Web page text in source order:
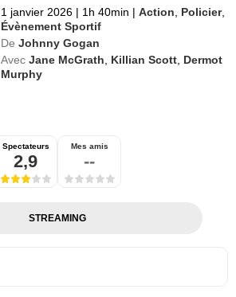
1 janvier 2026 | 1h 40min | Action Policier,
Évènement Sportif
De Johnny Gogan
Avec Jane McGrath Killian Scott Dermot
Murphy
Spectateurs
2,9
Mes amis
--
STREAMING